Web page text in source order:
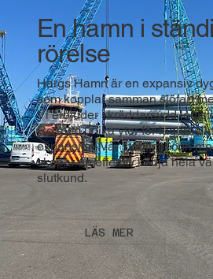
En hamn i
rörelse
Hargs Hamn är en expansiv
som kopplar samman sjöfart
Vi erbjuder skräddarsydd
Ro med unika ytor för
expansion. Vår stabilitet och
skapar en effektiv kedja hela
slutkund.
LÄS MER